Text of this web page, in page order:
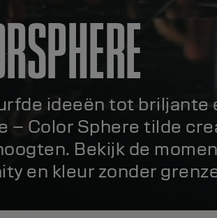
ideeën tot briljante
– Color Sphere tilde
Bekijk de
en kleur zonder